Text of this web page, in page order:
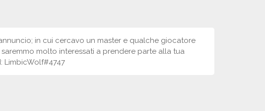
in cui cercavo un master e qualche giocatore
molto interessati a prendere parte alla tua
LimbicWolf#4747